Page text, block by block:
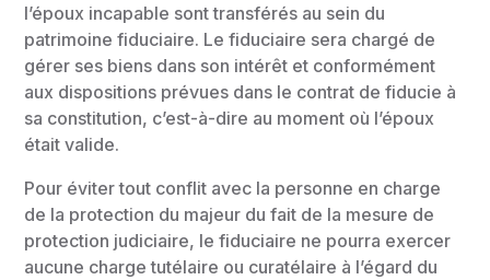
l’époux incapable sont transférés au sein du
patrimoine fiduciaire. Le fiduciaire sera chargé de
gérer ses biens dans son intérêt et conformément
aux dispositions prévues dans le contrat de fiducie à
sa constitution, c’est-à-dire au moment où l’époux
était valide.
Pour éviter tout conflit avec la personne en charge
de la protection du majeur du fait de la mesure de
protection judiciaire, le fiduciaire ne pourra exercer
aucune charge tutélaire ou curatélaire à l’égard du